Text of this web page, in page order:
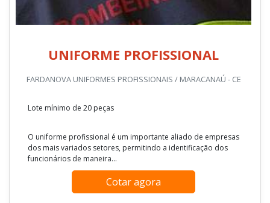
UNIFORME PROFISSIONAL
FARDANOVA UNIFORMES PROFISSIONAIS / MARACANAÚ - CE
Lote mínimo de 20 peças
O uniforme profissional é um importante aliado de empresas
dos mais variados setores, permitindo a identificação dos
funcionários de maneira...
Cotar agora